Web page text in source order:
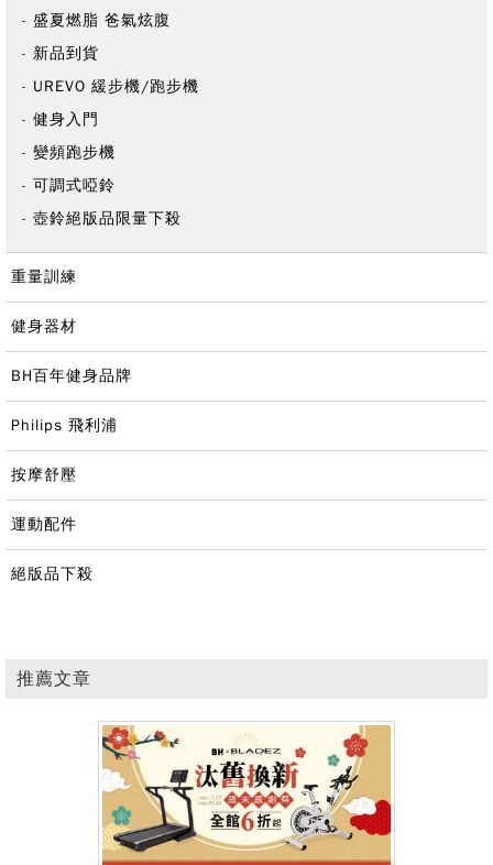
盛夏燃脂 爸氣炫腹
新品到貨
UREVO 緩步機/跑步機
健身入門
變頻跑步機
可調式啞鈴
壺鈴絕版品限量下殺
重量訓練
健身器材
BH百年健身品牌
Philips 飛利浦
按摩舒壓
運動配件
絕版品下殺
推薦文章